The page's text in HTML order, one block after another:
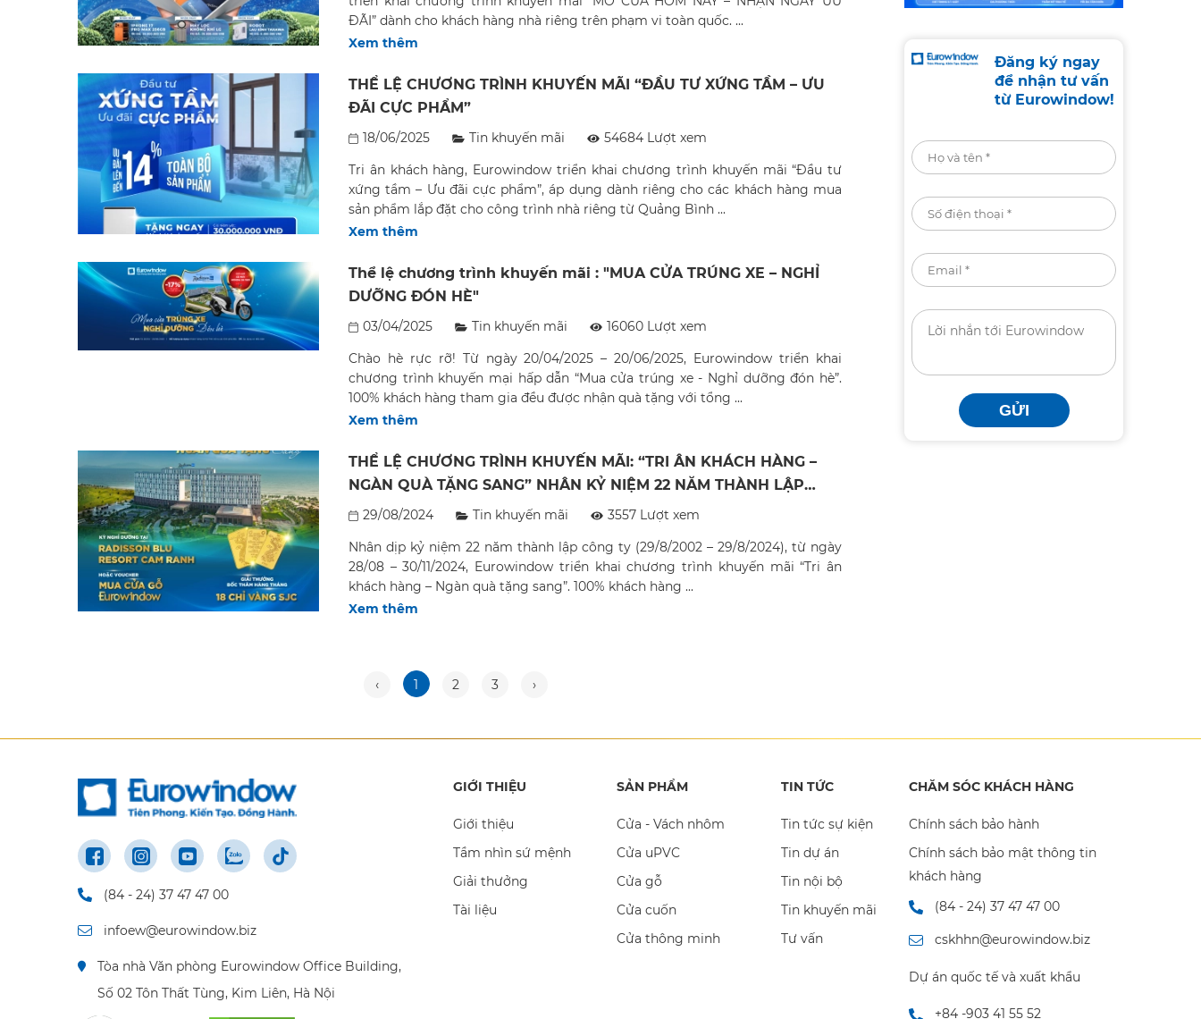
ĐÃI” dành cho khách hàng nhà riêng trên phạm vi toàn quốc. ...
Xem thêm
THỂ LỆ CHƯƠNG TRÌNH KHUYẾN MÃI “ĐẦU TƯ XỨNG TẦM – ƯU
ĐÃI CỰC PHẨM”
18/06/2025 Tin khuyến mãi
54684 Lượt xem
Tri ân khách hàng, Eurowindow triển khai chương trình khuyến mãi “Đầu tư
xứng tầm – Ưu đãi cực phẩm”, áp dụng dành riêng cho các khách hàng mua
sản phẩm lắp đặt cho công trình nhà riêng từ Quảng Bình ...
Xem thêm
Thể lệ chương trình khuyến mãi : "MUA CỬA TRÚNG XE – NGHỈ
DƯỠNG ĐÓN HÈ"
03/04/2025 Tin khuyến mãi
16060 Lượt xem
Chào hè rực rỡ! Từ ngày 20/04/2025 – 20/06/2025, Eurowindow triển khai
chương trình khuyến mại hấp dẫn “Mua cửa trúng xe - Nghỉ dưỡng đón hè”.
100% khách hàng tham gia đều được nhận quà tặng với tổng ...
Xem thêm
THỂ LỆ CHƯƠNG TRÌNH KHUYẾN MÃI: “TRI ÂN KHÁCH HÀNG –
NGÀN QUÀ TẶNG SANG” NHÂN KỶ NIỆM 22 NĂM THÀNH LẬP
EUROWINDOW
29/08/2024 Tin khuyến mãi
3557 Lượt xem
Nhân dịp kỷ niệm 22 năm thành lập công ty (29/8/2002 – 29/8/2024), từ ngày
28/08 – 30/11/2024, Eurowindow triển khai chương trình khuyến mãi “Tri ân
khách hàng – Ngàn quà tặng sang”. 100% khách hàng ...
Xem thêm
‹ 1 2 3 ›
Đăng ký ngay
để nhận tư vấn
từ Eurowindow!
GỬI
(84 - 24) 37 47 47 00
infoew@eurowindow.biz
Tòa nhà Văn phòng Eurowindow Office Building,
Số 02 Tôn Thất Tùng, Kim Liên, Hà Nội
GIỚI THIỆU
Giới thiệu
Tầm nhìn sứ mệnh
Giải thưởng
Tài liệu
SẢN PHẨM
Cửa - Vách nhôm
Cửa uPVC
Cửa gỗ
Cửa cuốn
Cửa thông minh
TIN TỨC
Tin tức sự kiện
Tin dự án
Tin nội bộ
Tin khuyến mãi
Tư vấn
CHĂM SÓC KHÁCH HÀNG
Chính sách bảo hành
Chính sách bảo mật thông tin
khách hàng
(84 - 24) 37 47 47 00
cskhhn@eurowindow.biz
Dự án quốc tế và xuất khẩu
+84 -903 41 55 52